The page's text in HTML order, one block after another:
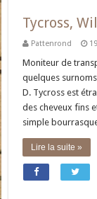
Tycross,
Pattenrond
Moniteur de
quelques
D. Tycross est
des cheveux fins
simple
Lire la suite »